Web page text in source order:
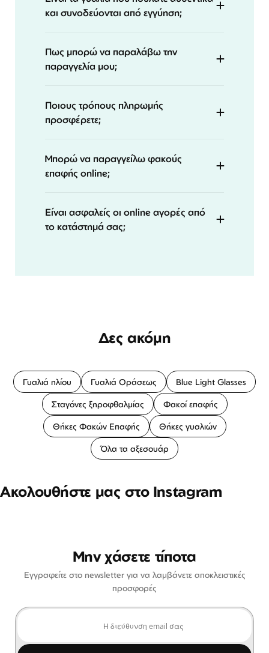
και συνοδεύονται από εγγύηση;
Πως μπορώ να παραλάβω την
παραγγελία μου;
Ποιους τρόπους πληρωμής
προσφέρετε;
Μπορώ να παραγγείλω φακούς
επαφής online;
Είναι ασφαλείς οι online αγορές από
το κατάστημά σας;
Δες ακόμη
Γυαλιά ηλίου Γυαλιά Οράσεως Blue Light Glasses
Σταγόνες ξηροφθαλμίας Φακοί επαφής
Θήκες Φακών Επαφής Θήκες γυαλιών
Όλα τα αξεσουάρ
Ακολουθήστε μας στο Instagram
Μην χάσετε τίποτα
Εγγραφείτε στο newsletter για να λαμβάνετε αποκλειστικές
προσφορές